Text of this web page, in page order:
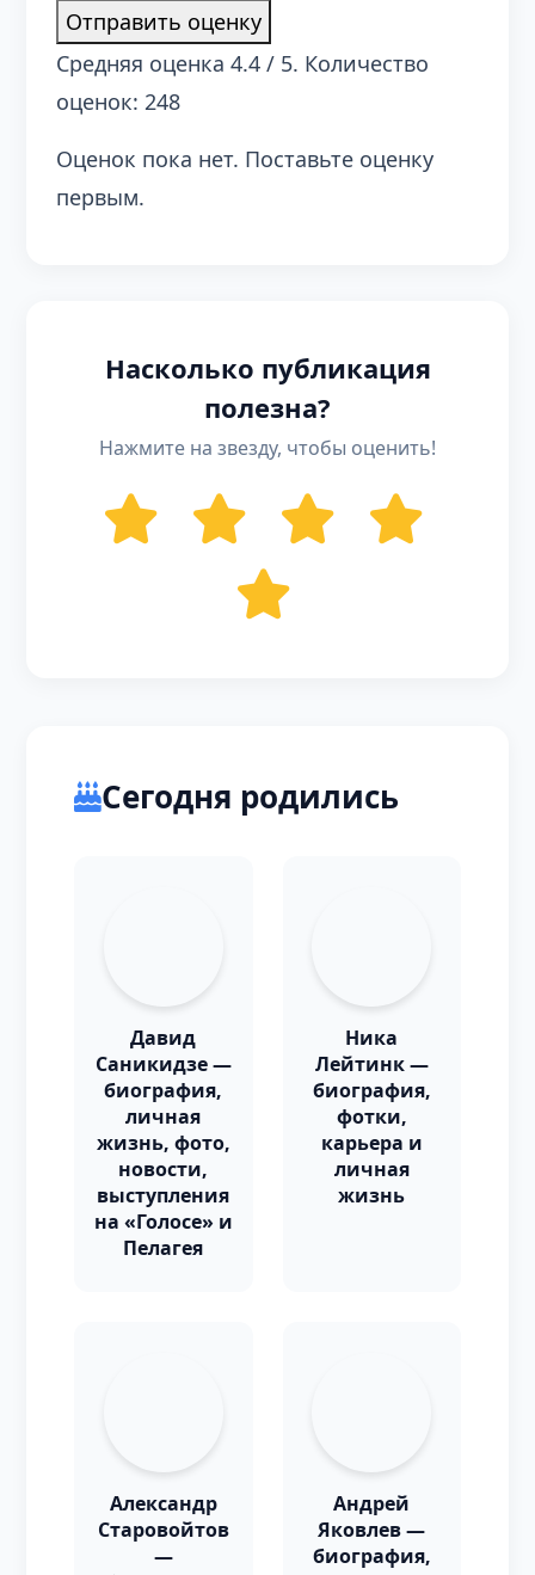
Отправить оценку
Средняя оценка4.4 / 5. Количество
оценок:248
Оценок пока нет. Поставьте оценку
первым.
Насколько публикация
полезна?
Нажмите на звезду, чтобы оценить!
Сегодня родились
Давид
Саникидзе —
биография,
личная
жизнь, фото,
новости,
выступления
на «Голосе» и
Пелагея
Ника
Лейтинк —
биография,
фотки,
карьера и
личная
жизнь
Александр
Старовойтов
—
Андрей
Яковлев —
биография,